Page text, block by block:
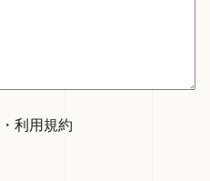
・ 利用規約